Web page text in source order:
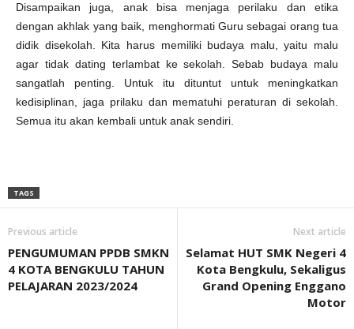
Disampaikan juga, anak bisa menjaga perilaku dan etika
dengan akhlak yang baik, menghormati Guru sebagai orang tua
didik disekolah. Kita harus memiliki budaya malu, yaitu malu
agar tidak dating terlambat ke sekolah. Sebab budaya malu
sangatlah penting. Untuk itu dituntut untuk meningkatkan
kedisiplinan, jaga prilaku dan mematuhi peraturan di sekolah.
Semua itu akan kembali untuk anak sendiri.
TAGS
Previous article
PENGUMUMAN PPDB SMKN
4 KOTA BENGKULU TAHUN
PELAJARAN 2023/2024
Next article
Selamat HUT SMK Negeri 4
Kota Bengkulu, Sekaligus
Grand Opening Enggano
Motor